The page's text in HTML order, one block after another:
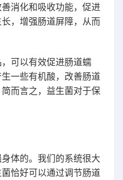
消化和吸收功能，促进
，增强肠道屏障，从而
可以有效促进肠道蠕
一些有机酸，改善肠道
而言之，益生菌对于保
体的。我们的系统很大
恰好可以通过调节肠道